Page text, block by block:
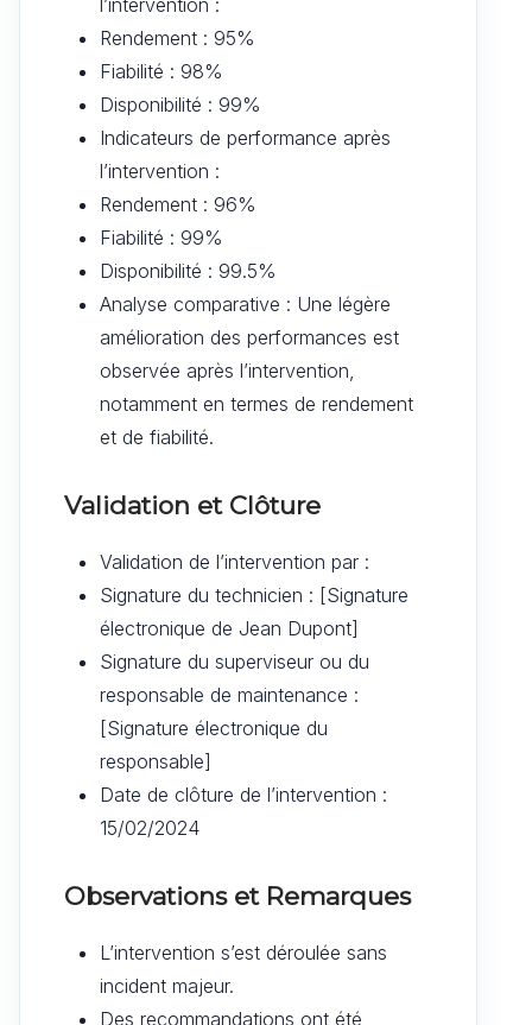
Rendement : 95%
Fiabilité : 98%
Disponibilité : 99%
Indicateurs de performance après
l’intervention :
Rendement : 96%
Fiabilité : 99%
Disponibilité : 99.5%
Analyse comparative : Une légère
amélioration des performances est
observée après l’intervention,
notamment en termes de rendement
et de fiabilité.
Validation et Clôture
Validation de l’intervention par :
Signature du technicien : [Signature
électronique de Jean Dupont]
Signature du superviseur ou du
responsable de maintenance :
[Signature électronique du
responsable]
Date de clôture de l’intervention :
15/02/2024
Observations et Remarques
L’intervention s’est déroulée sans
incident majeur.
Des recommandations ont été